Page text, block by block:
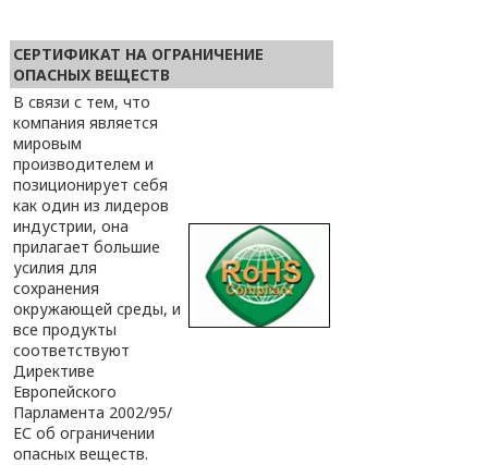
СЕРТИФИКАТ НА ОГРАНИЧЕНИЕ
ОПАСНЫХ ВЕЩЕСТВ
В связи с тем, что
компания является
мировым
производителем и
позиционирует себя
как один из лидеров
индустрии, она
прилагает большие
усилия для
сохранения
окружающей среды, и
все продукты
соответствуют
Директиве
Европейского
Парламента 2002/95/
ЕС об ограничении
опасных веществ.